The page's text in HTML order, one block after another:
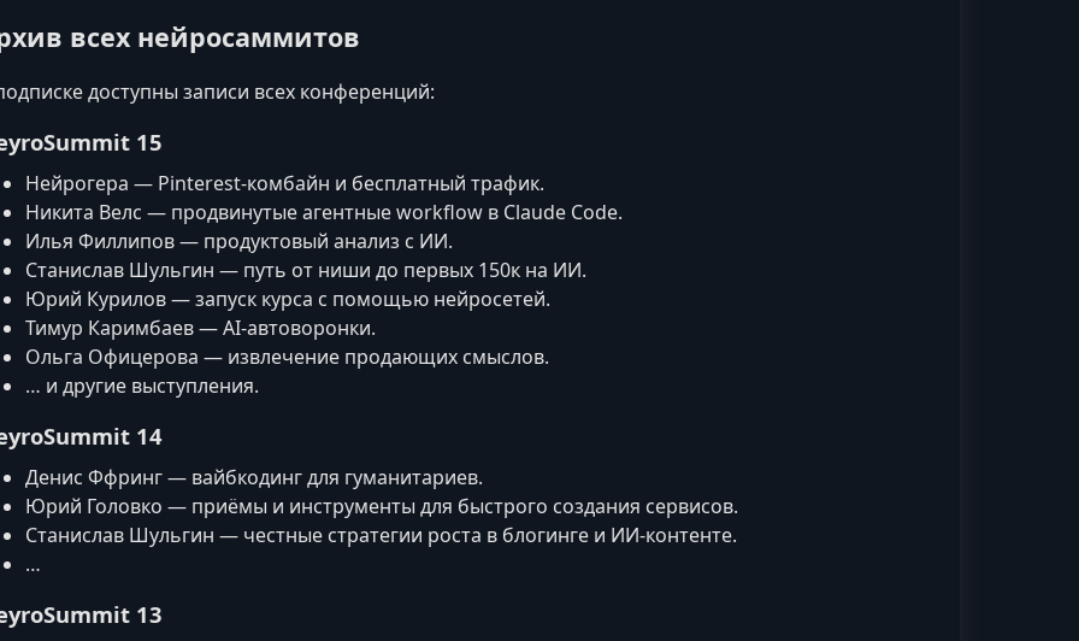
всех нейросаммитов
доступны записи всех конференций:
15
Нейрогера — Pinterest-комбайн и бесплатный трафик.
Никита Велс — продвинутые агентные workflow в Claude Code.
Илья Филлипов — продуктовый анализ с ИИ.
Станислав Шульгин — путь от ниши до первых 150к на ИИ.
Юрий Курилов — запуск курса с помощью нейросетей.
Тимур Каримбаев — AI-автоворонки.
Ольга Офицерова — извлечение продающих смыслов.
… и другие выступления.
14
Денис Ффринг — вайбкодинг для гуманитариев.
Юрий Головко — приёмы и инструменты для быстрого создания сервисов.
Станислав Шульгин — честные стратегии роста в блогинге и ИИ-контенте.
…
13